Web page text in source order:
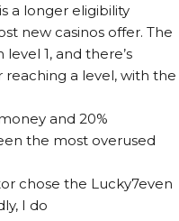
a longer eligibility
new casinos offer. The
1, and there’s
reaching a level, with the
and 20%
the most overused
chose the Lucky7even
I do